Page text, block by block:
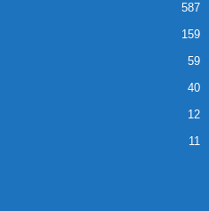
587
159
59
40
12
11